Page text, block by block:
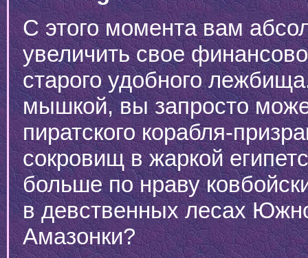
С этого момента вам
увеличить свое
старого удобного
мышкой, вы запросто
пиратского корабля-
сокровищ в жаркой
больше по нраву
в девственных лесах
Амазонки?